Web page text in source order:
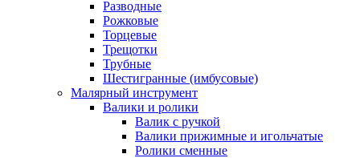
Разводные
Рожковые
Торцевые
Трещотки
Трубные
Шестигранные (имбусовые)
Малярный инструмент
Валики и ролики
Валик с ручкой
Валики прижимные и игольчатые
Ролики сменные